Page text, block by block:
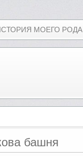
МОЕГО РОДА
башня